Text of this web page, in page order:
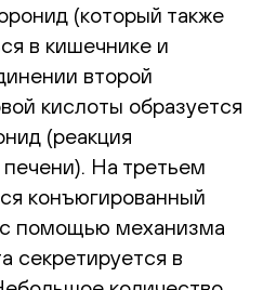
(который также
в кишечнике и
второй
кислоты образуется
(реакция
На третьем
конъюгированный
помощью механизма
секретируется в